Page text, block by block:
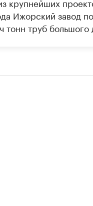
Ижорский завод
тонн труб большого